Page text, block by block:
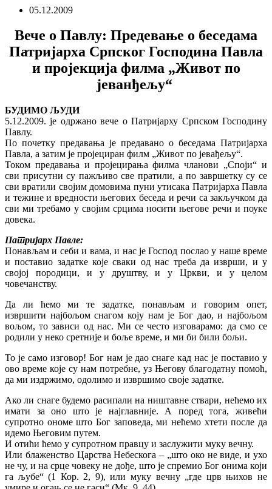
05.12.2009
Вече о Павлу: Предевање о беседама
Патријарха Српског Господина Павла
и пројекција филма „Живот по
јеванђељу“
БУДИМО ЉУДИ
5.12.2009. је одржано вече о Патријарху Српском Господину
Павлу.
По почетку предавања је предавано о беседама Патријарха
Павла, а затим је пројециран филм „Живот по јевађељу“.
Током предавања и пројецирања филма чланови „Споји“ и
сви присутни су пажљиво све пратили, а по завршетку су се
сви вратили својим домовима пуни утисака Патријарха Павла
и тежине и вредности његових беседа и речи са закључком да
сви ми требамо у својим срцима носити његове речи и поуке
довека.
Патријарх Павле:
Понављам и себи и вама, и нас је Господ послао у наше време
и поставио задатке које сваки од нас треба да изврши, и у
својој породици, и у друштву, и у Цркви, и у целом
човечанству.
Да ли ћемо ми те задатке, понављам и говорим опет,
извршити најбољом снагом коју нам је Бог дао, и најбољом
вољом, то зависи од нас. Ми се често изговарамо: да смо се
родили у неко сретније и боље време, и ми би били бољи.
То је само изговор! Бог нам је дао снаге кад нас је поставио у
ово време које су нам потребне, уз Његову благодатну помоћ,
да ми издржимо, одолимо и извршимо своје задатке.
Ако ли снаге будемо расипали на ништавне ствари, нећемо их
имати за оно што је најглавније. А поред тога, живећи
супротно ономе што Бог заповеда, ми нећемо хтети после да
идемо Његовим путем.
И отићи ћемо у супротном правцу и заслужити муку вечну.
Или блаженство Царства Небескога – „што око не виде, и ухо
не чу, и на срце човеку не дође, што је спремио Бог онима који
га љубе“ (1 Кор. 2, 9), или муку вечну „где црв њихов не